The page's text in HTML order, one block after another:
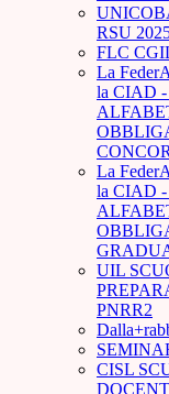
RSU
FLC
La
la CIAD
La
la CIAD
UIL
PNRR2
CISL